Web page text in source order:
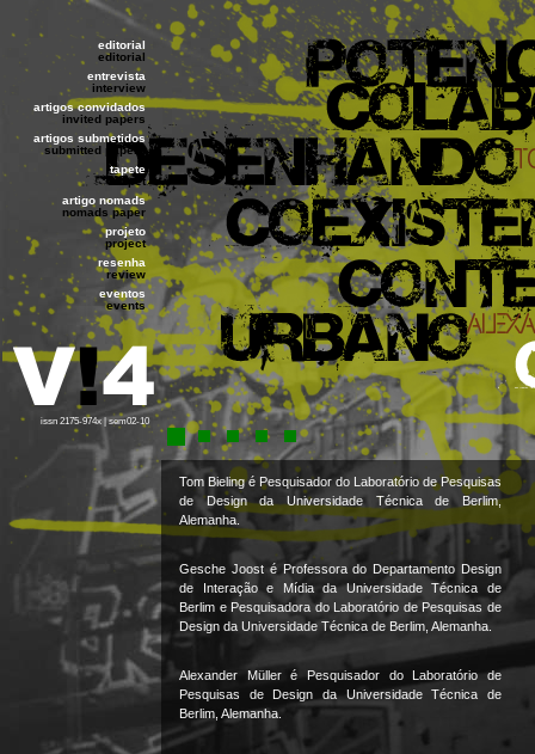
editorial
editorial
entrevista
interview
artigos convidados
invited papers
artigos submetidos
submitted papers
tapete
carpet
artigo nomads
nomads paper
projeto
project
resenha
review
eventos
events
issn 2175-974x | sem02-10
Tom Bieling é Pesquisador do Laboratório de Pesquisas
de Design da Universidade Técnica de Berlim,
Alemanha.
Gesche Joost é Professora do Departamento Design
de Interação e Mídia da Universidade Técnica de
Berlim e Pesquisadora do Laboratório de Pesquisas de
Design da Universidade Técnica de Berlim, Alemanha.
Alexander Müller é Pesquisador do Laboratório de
Pesquisas de Design da Universidade Técnica de
Berlim, Alemanha.